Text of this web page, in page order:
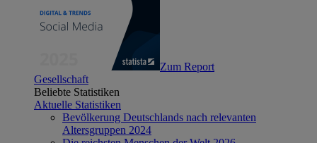
Zum Report
Gesellschaft
Beliebte Statistiken
Aktuelle Statistiken
Bevölkerung Deutschlands nach relevanten
Altersgruppen 2024